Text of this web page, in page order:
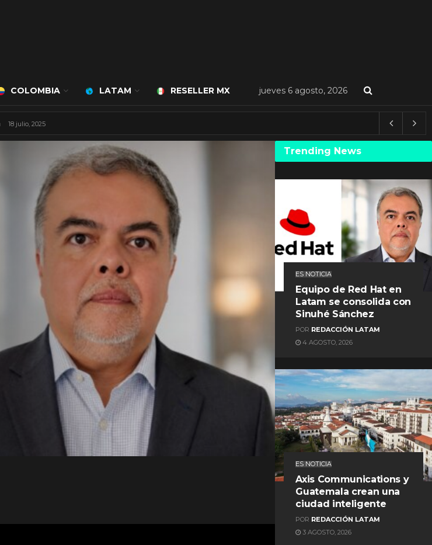
COLOMBIA LATAM RESELLER MX jueves 6 agosto, 2026
8 agosto, 2025
Trending News
ES NOTICIA
Equipo de Red Hat en
Latam se consolida con
Sinuhé Sánchez
POR REDACCIÓN LATAM
4 AGOSTO, 2026
ES NOTICIA
Axis Communications y
Guatemala crean una
ciudad inteligente
POR REDACCIÓN LATAM
3 AGOSTO, 2026